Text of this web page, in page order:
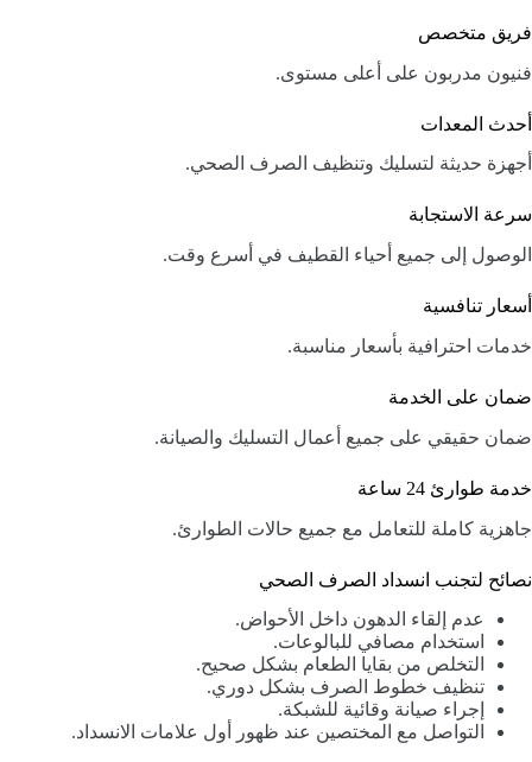
فريق متخصص
فنيون مدربون على أعلى مستوى.
أحدث المعدات
أجهزة حديثة لتسليك وتنظيف الصرف الصحي.
سرعة الاستجابة
الوصول إلى جميع أحياء القطيف في أسرع وقت.
أسعار تنافسية
خدمات احترافية بأسعار مناسبة.
ضمان على الخدمة
ضمان حقيقي على جميع أعمال التسليك والصيانة.
خدمة طوارئ 24 ساعة
جاهزية كاملة للتعامل مع جميع حالات الطوارئ.
نصائح لتجنب انسداد الصرف الصحي
عدم إلقاء الدهون داخل الأحواض.
استخدام مصافي للبالوعات.
التخلص من بقايا الطعام بشكل صحيح.
تنظيف خطوط الصرف بشكل دوري.
إجراء صيانة وقائية للشبكة.
التواصل مع المختصين عند ظهور أول علامات الانسداد.